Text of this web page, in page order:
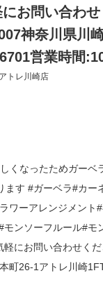
お問い合わ
神奈川県川
営業時間
トレ川崎店